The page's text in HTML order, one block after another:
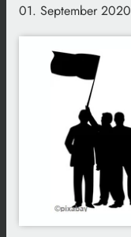
01. September 2020